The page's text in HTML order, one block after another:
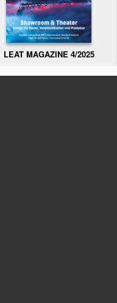
LEAT MAGAZINE 4/2025